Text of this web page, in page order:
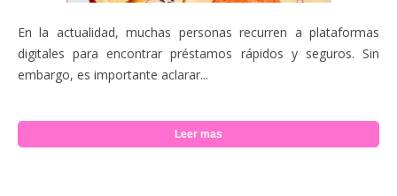
En la actualidad, muchas personas recurren a plataformas
digitales para encontrar préstamos rápidos y seguros. Sin
embargo, es importante aclarar...
Leer mas